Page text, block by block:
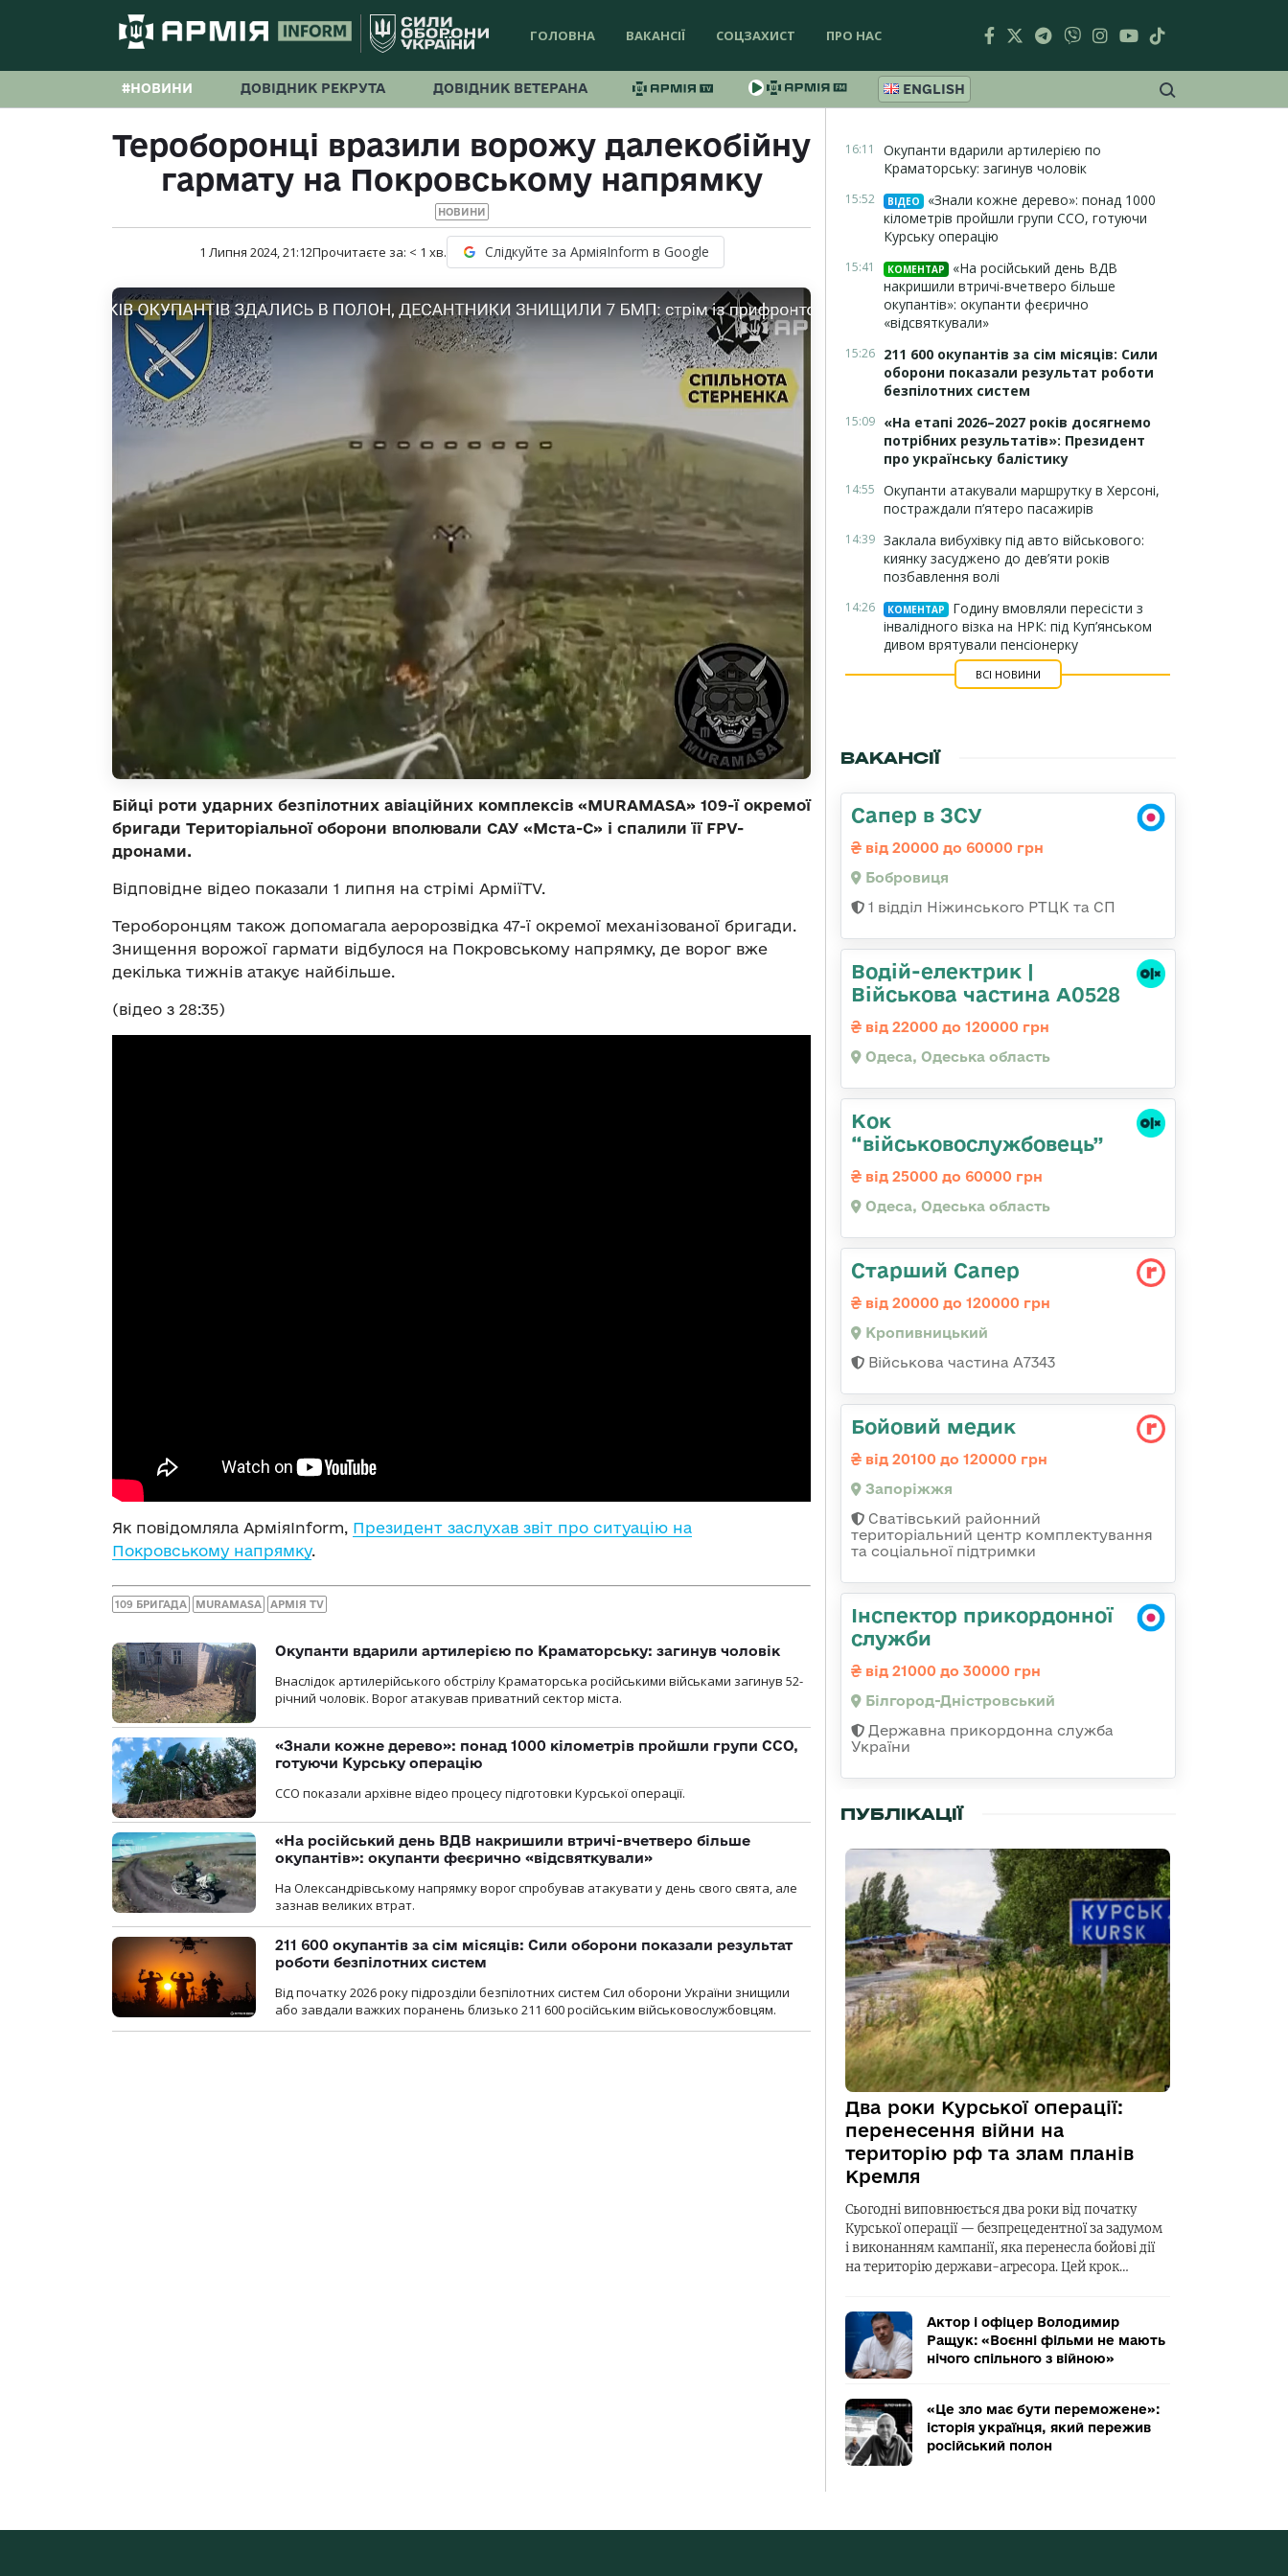
ГОЛОВНА ВАКАНСІЇ СОЦЗАХИСТ ПРО НАС
#НОВИНИ ДОВІДНИК РЕКРУТА ДОВІДНИК ВЕТЕРАНА ENGLISH
Тероборонці вразили ворожу далекобійну
гармату на Покровському напрямку
НОВИНИ
1 Липня 2024, 21:12Прочитаєте за: < 1 хв. Слідкуйте за АрміяInform в Google
Бійці роти ударних безпілотних авіаційних комплексів «MURAMASA» 109-ї окремої
бригади Територіальної оборони вполювали САУ «Мста-С» і спалили її FPV-
дронами.
Відповідне відео показали 1 липня на стрімі АрміїTV.
Тероборонцям також допомагала аеророзвідка 47-ї окремої механізованої бригади.
Знищення ворожої гармати відбулося на Покровському напрямку, де ворог вже
декілька тижнів атакує найбільше.
(відео з 28:35)
Як повідомляла АрміяInform, Президент заслухав звіт про ситуацію на
Покровському напрямку.
109 БРИГАДА MURAMASA АРМІЯ TV
Окупанти вдарили артилерією по Краматорську: загинув чоловік
Внаслідок артилерійського обстрілу Краматорська російськими військами загинув 52-
річний чоловік. Ворог атакував приватний сектор міста.
«Знали кожне дерево»: понад 1000 кілометрів пройшли групи ССО,
готуючи Курську операцію
ССО показали архівне відео процесу підготовки Курської операції.
«На російський день ВДВ накришили втричі-вчетверо більше
окупантів»: окупанти феєрично «відсвяткували»
На Олександрівському напрямку ворог спробував атакувати у день свого свята, але
зазнав великих втрат.
211 600 окупантів за сім місяців: Сили оборони показали результат
роботи безпілотних систем
Від початку 2026 року підрозділи безпілотних систем Сил оборони України знищили
або завдали важких поранень близько 211 600 російським військовослужбовцям.
16:11
Окупанти вдарили артилерією по
Краматорську: загинув чоловік
15:52 ВІДЕО
«Знали кожне дерево»: понад 1000
кілометрів пройшли групи ССО, готуючи
Курську операцію
15:41 КОМЕНТАР
«На російський день ВДВ
накришили втричі-вчетверо більше
окупантів»: окупанти феєрично
«відсвяткували»
15:26 211 600 окупантів за сім місяців: Сили
оборони показали результат роботи
безпілотних систем
15:09 «На етапі 2026–2027 років досягнемо
потрібних результатів»: Президент
про українську балістику
14:55 Окупанти атакували маршрутку в Херсоні,
постраждали п’ятеро пасажирів
14:39 Заклала вибухівку під авто військового:
киянку засуджено до дев’яти років
позбавлення волі
14:26 КОМЕНТАР
Годину вмовляли пересісти з
інвалідного візка на НРК: під Куп’янськом
дивом врятували пенсіонерку
ВСІ НОВИНИ
ВАКАНСІЇ
Сапер в ЗСУ
від 20000 до 60000 грн
Бобровиця
1 відділ Ніжинського РТЦК та СП
Водій-електрик |
Військова частина А0528
від 22000 до 120000 грн
Одеса, Одеська область
Кок
“військовослужбовець”
від 25000 до 60000 грн
Одеса, Одеська область
Старший Сапер
від 20000 до 120000 грн
Кропивницький
Військова частина А7343
Бойовий медик
від 20100 до 120000 грн
Запоріжжя
Сватівський районний
територіальний центр комплектування
та соціальної підтримки
Інспектор прикордонної
служби
від 21000 до 30000 грн
Білгород-Дністровський
Державна прикордонна служба
України
ПУБЛІКАЦІЇ
Два роки Курської операції:
перенесення війни на
територію рф та злам планів
Кремля
Сьогодні виповнюється два роки від початку
Курської операції — безпрецедентної за задумом
і виконанням кампанії, яка перенесла бойові дії
на територію держави-агресора. Цей крок…
Актор і офіцер Володимир
Ращук: «Воєнні фільми не мають
нічого спільного з війною»
«Це зло має бути переможене»:
історія українця, який пережив
російський полон